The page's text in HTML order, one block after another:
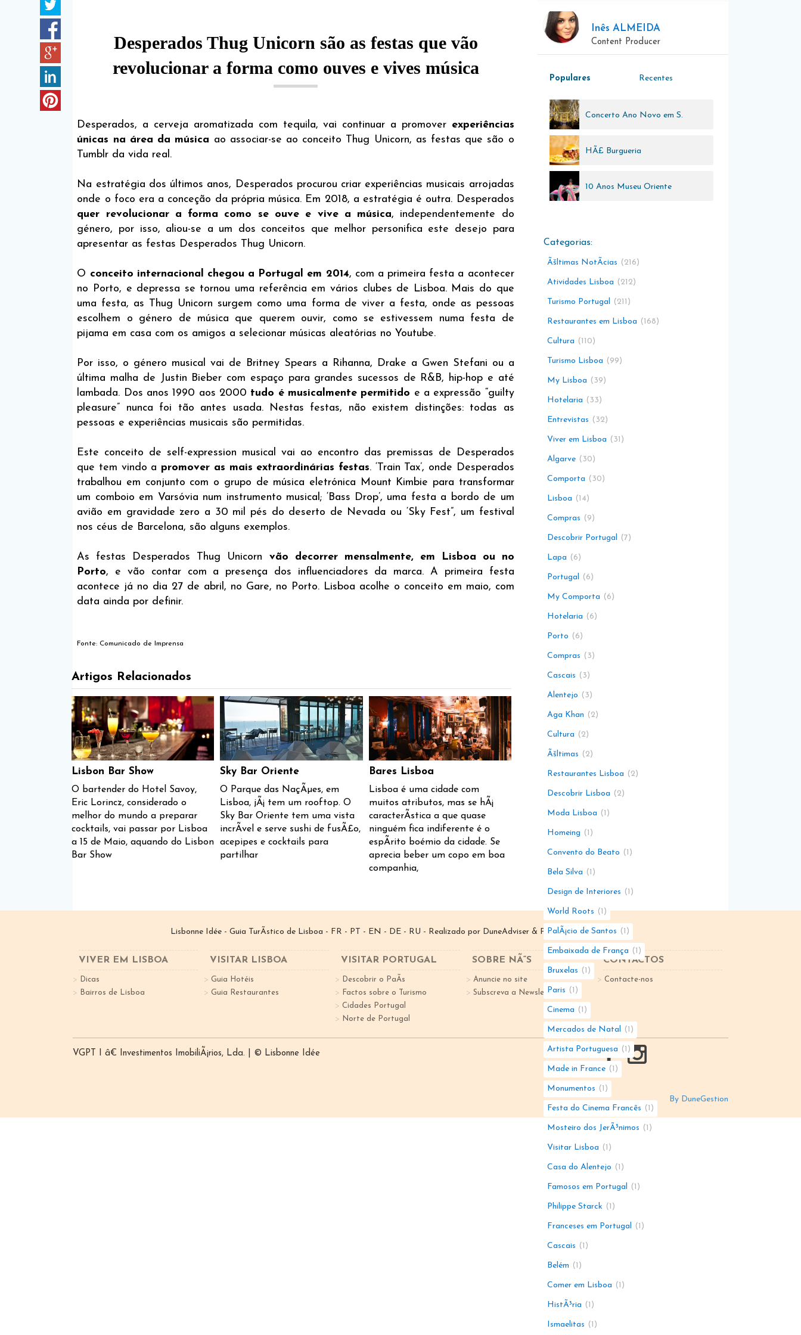
Desperados Thug Unicorn são as festas que vão
revolucionar a forma como ouves e vives música
Desperados, a cerveja aromatizada com tequila, vai continuar a promover experiências
únicas na área da música ao associar-se ao conceito Thug Unicorn, as festas que são o
Tumblr da vida real.
Na estratégia dos últimos anos, Desperados procurou criar experiências musicais arrojadas
onde o foco era a conceção da própria música. Em 2018, a estratégia é outra. Desperados
quer revolucionar a forma como se ouve e vive a música, independentemente do
género, por isso, aliou-se a um dos conceitos que melhor personifica este desejo para
apresentar as festas Desperados Thug Unicorn.
O conceito internacional chegou a Portugal em 2014, com a primeira festa a acontecer
no Porto, e depressa se tornou uma referência em vários clubes de Lisboa. Mais do que
uma festa, as Thug Unicorn surgem como uma forma de viver a festa, onde as pessoas
escolhem o género de música que querem ouvir, como se estivessem numa festa de
pijama em casa com os amigos a selecionar músicas aleatórias no Youtube.
Por isso, o género musical vai de Britney Spears a Rihanna, Drake a Gwen Stefani ou a
última malha de Justin Bieber com espaço para grandes sucessos de R&B, hip-hop e até
lambada. Dos anos 1990 aos 2000 tudo é musicalmente permitido e a expressão “guilty
pleasure” nunca foi tão antes usada. Nestas festas, não existem distinções: todas as
pessoas e experiências musicais são permitidas.
Este conceito de self-expression musical vai ao encontro das premissas de Desperados
que tem vindo a promover as mais extraordinárias festas. ‘Train Tax’, onde Desperados
trabalhou em conjunto com o grupo de música eletrónica Mount Kimbie para transformar
um comboio em Varsóvia num instrumento musical; ‘Bass Drop’, uma festa a bordo de um
avião em gravidade zero a 30 mil pés do deserto de Nevada ou ‘Sky Fest”, um festival
nos céus de Barcelona, são alguns exemplos.
As festas Desperados Thug Unicorn vão decorrer mensalmente, em Lisboa ou no
Porto, e vão contar com a presença dos influenciadores da marca. A primeira festa
acontece já no dia 27 de abril, no Gare, no Porto. Lisboa acolhe o conceito em maio, com
data ainda por definir.
Fonte: Comunicado de Imprensa
Artigos Relacionados
Lisbon Bar Show
O bartender do Hotel Savoy,
Eric Lorincz, considerado o
melhor do mundo a preparar
cocktails, vai passar por Lisboa
a 15 de Maio, aquando do Lisbon
Bar Show
Sky Bar Oriente
O Parque das NaçÃµes, em
Lisboa, jÃ¡ tem um rooftop. O
Sky Bar Oriente tem uma vista
incrÃ­vel e serve sushi de fusÃ£o,
acepipes e cocktails para
partilhar
Bares Lisboa
Lisboa é uma cidade com
muitos atributos, mas se hÃ¡
caracterÃ­stica a que quase
ninguém fica indiferente é o
espÃ­rito boémio da cidade. Se
aprecia beber um copo em boa
companhia,
Inês ALMEIDA
Content Producer
Populares Recentes
Concerto Ano Novo em S.
Roque
HÃ£ Burgueria
10 Anos Museu Oriente
Ãšltimas NotÃ­cias 216
Atividades Lisboa 212
Turismo Portugal 211
Restaurantes em Lisboa 168
Cultura 110
Turismo Lisboa 99
My Lisboa 39
Hotelaria 33
Entrevistas 32
Viver em Lisboa 31
Algarve 30
Comporta 30
Lisboa 14
Compras 9
Descobrir Portugal 7
Lapa 6
Portugal 6
My Comporta 6
Hotelaria 6
Porto 6
Compras 3
Cascais 3
Alentejo 3
Aga Khan 2
Cultura 2
Ãšltimas 2
Restaurantes Lisboa 2
Descobrir Lisboa 2
Moda Lisboa 1
Homeing 1
Convento do Beato 1
Bela Silva 1
Design de Interiores 1
World Roots 1
PalÃ¡cio de Santos 1
Embaixada de França 1
Bruxelas 1
Paris 1
Cinema 1
Mercados de Natal 1
Artista Portuguesa 1
Made in France 1
Monumentos 1
Festa do Cinema Francês 1
Mosteiro dos JerÃ³nimos 1
Visitar Lisboa 1
Casa do Alentejo 1
Famosos em Portugal 1
Philippe Starck 1
Franceses em Portugal 1
Cascais 1
Belém 1
Comer em Lisboa 1
HistÃ³ria 1
Ismaelitas 1
Lisbonne Idée - Guia TurÃ­stico de Lisboa - FR - PT - EN - DE - RU - Realizado por DuneAdviser & Parceiro deDunegestion
VIVER EM LISBOA
Dicas
Bairros de Lisboa
VISITAR LISBOA
Guia Hotéis
Guia Restaurantes
VISITAR PORTUGAL
Descobrir o PaÃ­s
Factos sobre o Turismo
Cidades Portugal
Norte de Portugal
SOBRE NÃ“S
Anuncie no site
Subscreva a Newsletter
CONTACTOS
Contacte-nos
VGPT I â€ Investimentos ImobiliÃ¡rios, Lda. | © Lisbonne Idée
By DuneGestion